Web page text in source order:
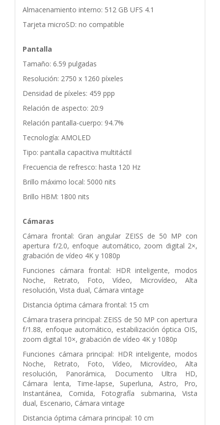
Almacenamiento interno: 512 GB UFS 4.1
Tarjeta microSD: no compatible
Pantalla
Tamaño: 6.59 pulgadas
Resolución: 2750 x 1260 píxeles
Densidad de píxeles: 459 ppp
Relación de aspecto: 20:9
Relación pantalla-cuerpo: 94.7%
Tecnología: AMOLED
Tipo: pantalla capacitiva multitáctil
Frecuencia de refresco: hasta 120 Hz
Brillo máximo local: 5000 nits
Brillo HBM: 1800 nits
Cámaras
Cámara frontal: Gran angular ZEISS de 50 MP con
apertura f/2.0, enfoque automático, zoom digital 2×,
grabación de vídeo 4K y 1080p
Funciones cámara frontal: HDR inteligente, modos
Noche, Retrato, Foto, Vídeo, Microvídeo, Alta
resolución, Vista dual, Cámara vintage
Distancia óptima cámara frontal: 15 cm
Cámara trasera principal: ZEISS de 50 MP con apertura
f/1.88, enfoque automático, estabilización óptica OIS,
zoom digital 10×, grabación de vídeo 4K y 1080p
Funciones cámara principal: HDR inteligente, modos
Noche, Retrato, Foto, Vídeo, Microvídeo, Alta
resolución, Panorámica, Documento Ultra HD,
Cámara lenta, Time-lapse, Superluna, Astro, Pro,
Instantánea, Comida, Fotografía submarina, Vista
dual, Escenario, Cámara vintage
Distancia óptima cámara principal: 10 cm